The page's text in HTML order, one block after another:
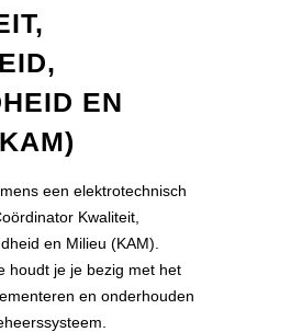
EN
een elektrotechnisch
Kwaliteit,
en Milieu (KAM).
houdt je je bezig met het
en onderhouden